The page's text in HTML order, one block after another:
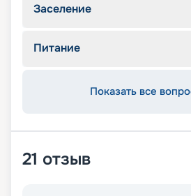
Заселение
Питание
Показать все
21 отзыв